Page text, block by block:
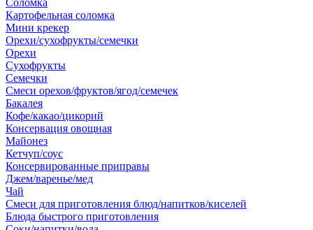
Соломка
Картофельная соломка
Мини крекер
Орехи/сухофрукты/семечки
Орехи
Сухофрукты
Семечки
Смеси орехов/фруктов/ягод/семечек
Бакалея
Кофе/какао/цикорий
Консервация овощная
Майонез
Кетчуп/соус
Консервированные приправы
Джем/варенье/мед
Чай
Смеси для приготовления блюд/напитков/киселей
Блюда быстрого приготовления